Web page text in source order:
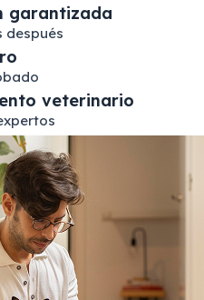
garantizada
después
veterinario